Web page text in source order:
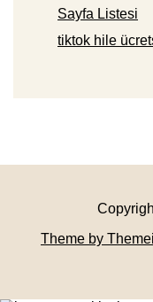
Sayfa Listesi
tiktok hile
Theme by